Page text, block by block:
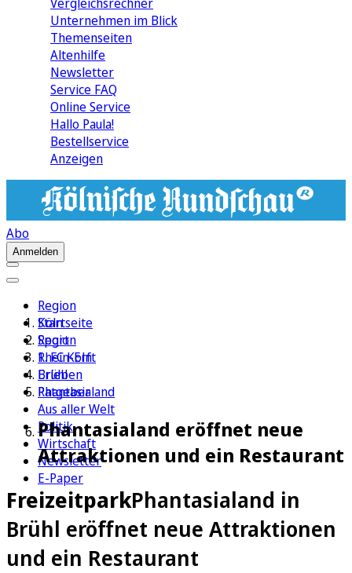
Unternehmen im Blick
Themenseiten
Altenhilfe
Newsletter
Service FAQ
Online Service
Hallo Paula!
Bestellservice
Anzeigen
Abo
Anmelden
Region
Köln
Sport
1. FC Köln
Erleben
Ratgeber
Aus aller Welt
Politik
Wirtschaft
Newsletter
E-Paper
Startseite
Region
Rhein-Erft
Brühl
Phantasialand
Phantasialand eröffnet neue
Attraktionen und ein Restaurant
FreizeitparkPhantasialand in
Brühl eröffnet neue Attraktionen
und ein Restaurant